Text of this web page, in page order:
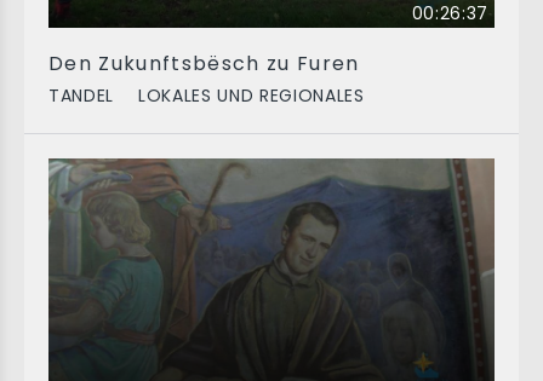
00:26:37
Den Zukunftsbësch zu Furen
TANDEL LOKALES UND REGIONALES